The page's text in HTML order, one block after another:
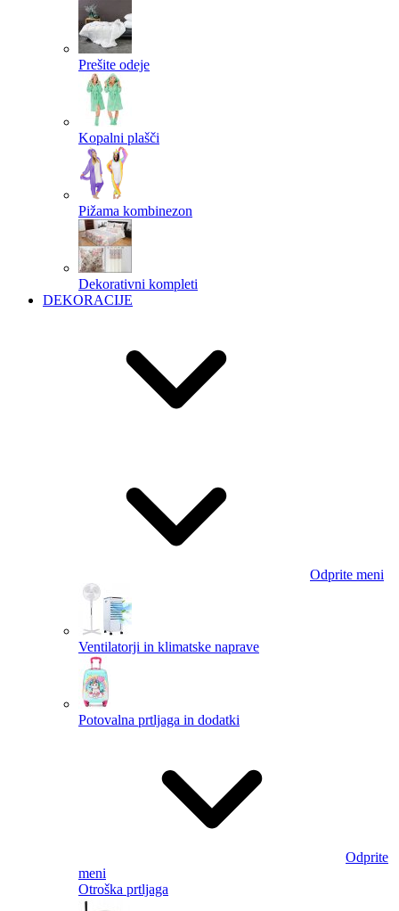
Prešite odeje
Kopalni plašči
Pižama kombinezon
Dekorativni kompleti
DEKORACIJE
Odprite meni
Ventilatorji in klimatske naprave
Potovalna prtljaga in dodatki
Odprite
meni
Otroška prtljaga